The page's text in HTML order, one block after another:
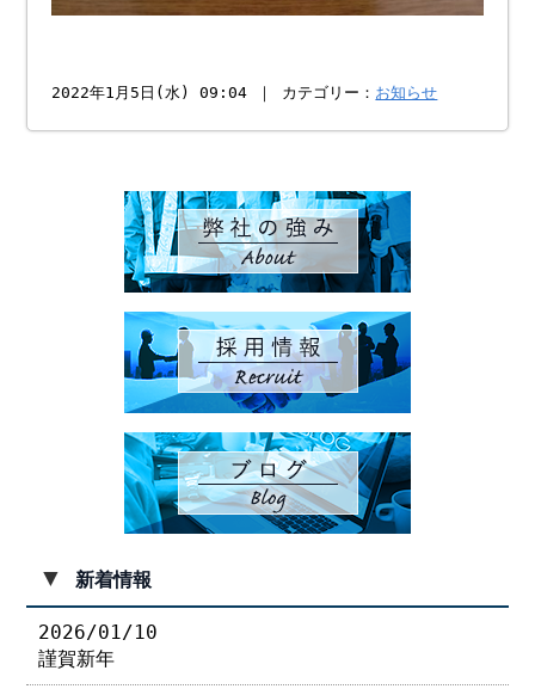
2022年1月5日(水) 09:04 ｜ カテゴリー： お知らせ
▼ 新着情報
2026/01/10
謹賀新年